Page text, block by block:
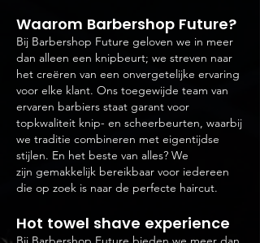
Waarom Barbershop Future?
Bij Barbershop Future geloven we in meer
dan alleen een knipbeurt; we streven naar
het creëren van een onvergetelijke ervaring
voor elke klant. Ons toegewijde team van
ervaren barbiers staat garant voor
topkwaliteit knip- en scheerbeurten, waarbij
we traditie combineren met eigentijdse
stijlen. En het beste van alles? We
zijn gemakkelijk bereikbaar voor iedereen
die op zoek is naar de perfecte haircut.
Hot towel shave experience